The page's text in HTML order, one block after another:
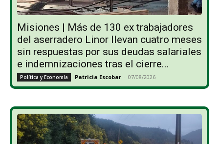
Misiones | Más de 130 ex trabajadores
del aserradero Linor llevan cuatro meses
sin respuestas por sus deudas salariales
e indemnizaciones tras el cierre...
Política y Economía Patricia Escobar - 07/08/2026